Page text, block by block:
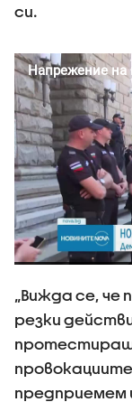
си.
„Вижда се, че
резки
предприемем